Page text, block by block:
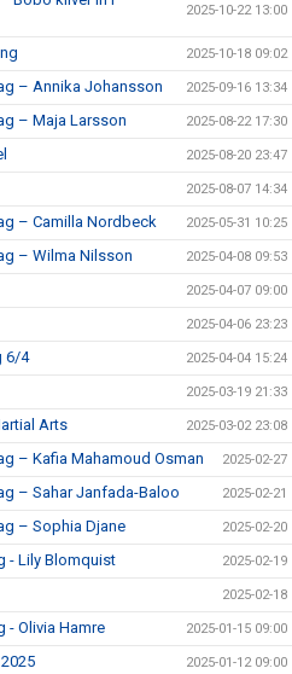
2025-10-22 13:00
2025-10-18 09:02
– Annika Johansson 2025-09-16 13:34
– Maja Larsson 2025-08-22 17:30
2025-08-20 23:47
2025-08-07 14:34
– Camilla Nordbeck 2025-05-31 10:25
– Wilma Nilsson 2025-04-08 09:53
2025-04-07 09:00
2025-04-06 23:23
6/4 2025-04-04 15:24
2025-03-19 21:33
Arts 2025-03-02 23:08
– Kafia Mahamoud Osman 2025-02-27
– Sahar Janfada-Baloo 2025-02-21
– Sophia Djane 2025-02-20
- Lily Blomquist 2025-02-19
2025-02-18
- Olivia Hamre 2025-01-15 09:00
2025-01-12 09:00